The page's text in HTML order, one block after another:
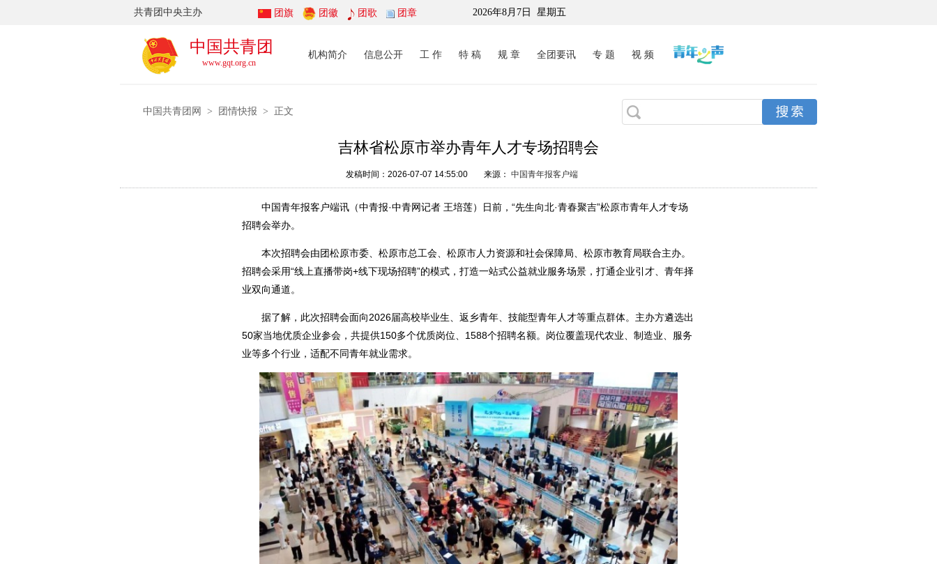
共青团中央主办 团旗 团徽 团歌 团章 2026年8月7日 星期五
中国共青团
www.gqt.org.cn
机构简介 信息公开 工 作 特 稿 规 章 全团要讯 专 题 视 频
中国共青团网 > 团情快报 > 正文
吉林省松原市举办青年人才专场招聘会
发稿时间：2026-07-07 14:55:00 来源： 中国青年报客户端
中国青年报客户端讯（中青报·中青网记者 王培莲）日前，“先生向北·青春聚吉”松原市青年人才专场
招聘会举办。
本次招聘会由团松原市委、松原市总工会、松原市人力资源和社会保障局、松原市教育局联合主办。
招聘会采用“线上直播带岗+线下现场招聘”的模式，打造一站式公益就业服务场景，打通企业引才、青年择
业双向通道。
据了解，此次招聘会面向2026届高校毕业生、返乡青年、技能型青年人才等重点群体。主办方遴选出
50家当地优质企业参会，共提供150多个优质岗位、1588个招聘名额。岗位覆盖现代农业、制造业、服务
业等多个行业，适配不同青年就业需求。